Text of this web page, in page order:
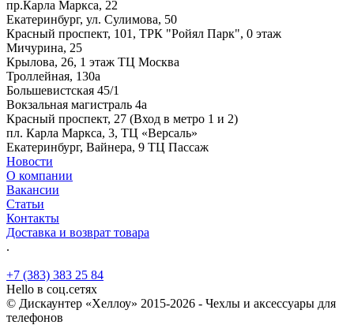
пр.Карла Маркса, 22
Екатеринбург, ул. Сулимова, 50
Красный проспект, 101, ТРК "Ройял Парк", 0 этаж
Мичурина, 25
Крылова, 26, 1 этаж ТЦ Москва
Троллейная, 130а
Большевистская 45/1
Вокзальная магистраль 4а
Красный проспект, 27 (Вход в метро 1 и 2)
пл. Карла Маркса, 3, ТЦ «Версаль»
Екатеринбург, Вайнера, 9 ТЦ Пассаж
Новости
О компании
Вакансии
Статьи
Контакты
Доставка и возврат товара
.
+7 (383) 383 25 84
Hello в соц.сетях
© Дискаунтер «Хеллоу» 2015-2026 - Чехлы и аксессуары для
телефонов